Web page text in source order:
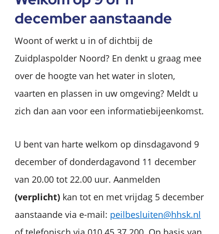
december aanstaande
Woont of werkt u in of dichtbij de
Zuidplaspolder Noord? En denkt u graag mee
over de hoogte van het water in sloten,
vaarten en plassen in uw omgeving? Meldt u
zich dan aan voor een informatiebijeenkomst.
U bent van harte welkom op dinsdagavond 9
december of donderdagavond 11 december
van 20.00 tot 22.00 uur. Aanmelden
(verplicht) kan tot en met vrijdag 5 december
aanstaande via e-mail: peilbesluiten@hhsk.nl